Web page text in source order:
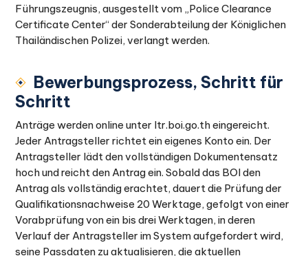
Führungszeugnis, ausgestellt vom „Police Clearance
Certificate Center“ der Sonderabteilung der Königlichen
Thailändischen Polizei, verlangt werden.
Bewerbungsprozess, Schritt für
Schritt
Anträge werden online unter ltr.boi.go.th eingereicht.
Jeder Antragsteller richtet ein eigenes Konto ein. Der
Antragsteller lädt den vollständigen Dokumentensatz
hoch und reicht den Antrag ein. Sobald das BOI den
Antrag als vollständig erachtet, dauert die Prüfung der
Qualifikationsnachweise 20 Werktage, gefolgt von einer
Vorabprüfung von ein bis drei Werktagen, in deren
Verlauf der Antragsteller im System aufgefordert wird,
seine Passdaten zu aktualisieren, die aktuellen